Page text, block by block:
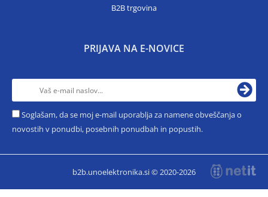
B2B trgovina
PRIJAVA NA E-NOVICE
Soglašam, da se moj e-mail uporablja za namene obveščanja o
novostih v ponudbi, posebnih ponudbah in popustih.
b2b.unoelektronika.si © 2020-2026